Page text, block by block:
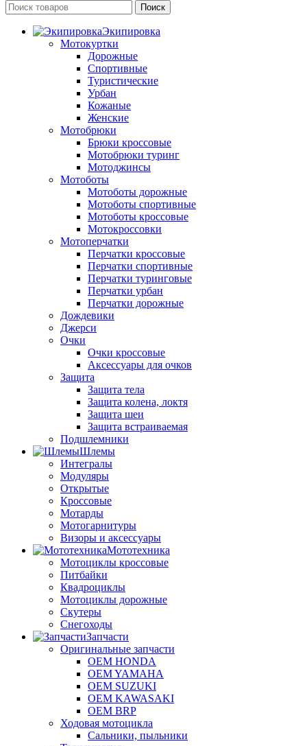
Поиск
Экипировка
Мотокуртки
Дорожные
Спортивные
Туристические
Урбан
Кожаные
Женские
Мотобрюки
Брюки кроссовые
Мотобрюки туринг
Мотоджинсы
Мотоботы
Мотоботы дорожные
Мотоботы спортивные
Мотоботы кроссовые
Мотокроссовки
Мотоперчатки
Перчатки кроссовые
Перчатки спортивные
Перчатки туринговые
Перчатки урбан
Перчатки дорожные
Дождевики
Джерси
Очки
Очки кроссовые
Аксессуары для очков
Защита
Защита тела
Защита колена, локтя
Защита шеи
Защита встраиваемая
Подшлемники
Шлемы
Интегралы
Модуляры
Открытые
Кроссовые
Мотарды
Мотогарнитуры
Визоры и аксессуары
Мототехника
Мотоциклы кроссовые
Питбайки
Квадроциклы
Мотоциклы дорожные
Скутеры
Снегоходы
Запчасти
Оригинальные запчасти
OEM HONDA
OEM YAMAHA
OEM SUZUKI
OEM KAWASAKI
OEM BRP
Ходовая мотоцикла
Сальники, пыльники